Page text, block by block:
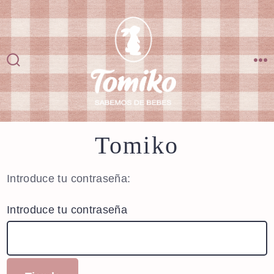
Saltar
al
contenido
Alternar
la
búsqueda
Tomiko
Introduce tu contraseña:
Introduce tu contraseña